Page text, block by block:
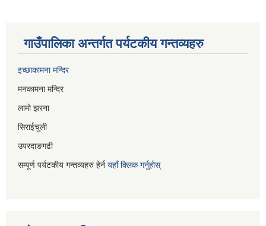
गाउँपालिका अन्तर्गत पर्यटकीय गन्तव्यहरु
इच्छाकामना मन्दिर
मनकामना मन्दिर
लामो झरना
सिराईचुली
उपरदाङगढी
सम्पूर्ण पर्यटकीय गन्तव्यहरु हेर्न यहाँ क्लिक गर्नुहोस्